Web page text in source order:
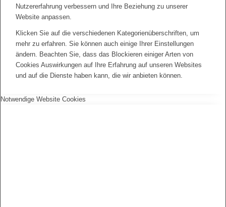
Nutzererfahrung verbessern und Ihre Beziehung zu unserer
Website anpassen.
Klicken Sie auf die verschiedenen Kategorienüberschriften, um
mehr zu erfahren. Sie können auch einige Ihrer Einstellungen
ändern. Beachten Sie, dass das Blockieren einiger Arten von
Cookies Auswirkungen auf Ihre Erfahrung auf unseren Websites
und auf die Dienste haben kann, die wir anbieten können.
Notwendige Website Cookies